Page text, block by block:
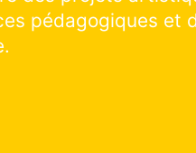
sur la saison en
cliquer et explorer